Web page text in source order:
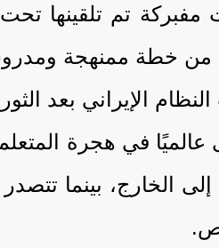
تم تلقينها تحت
خطة ممنهجة
الإيراني بعد
عالميًا في هجرة
إلى الخارج،